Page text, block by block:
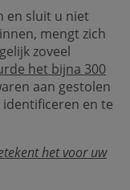
en sluit u niet
mengt zich
zoveel
het bijna 300
aan gestolen
en te
het voor uw